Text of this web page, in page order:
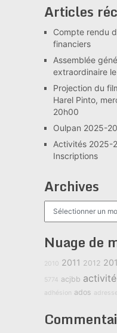
Articles
Compte rendu
financiers
Assemblée
extraordinaire
Projection du
Harel Pinto,
20h00
Oulpan 2025-
Activités 2025-
Inscriptions
Archives
Archives
Nuage de
2010 2011 2012
5774 acjbb activité
adhésion ados adresse